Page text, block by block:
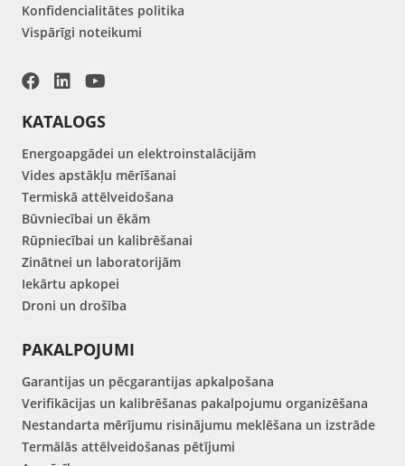
Konfidencialitātes politika
Vispārīgi noteikumi
KATALOGS
Energoapgādei un elektroinstalācijām
Vides apstākļu mērīšanai
Termiskā attēlveidošana
Būvniecībai un ēkām
Rūpniecībai un kalibrēšanai
Zinātnei un laboratorijām
Iekārtu apkopei
Droni un drošība
PAKALPOJUMI
Garantijas un pēcgarantijas apkalpošana
Verifikācijas un kalibrēšanas pakalpojumu organizēšana
Nestandarta mērījumu risinājumu meklēšana un izstrāde
Termālās attēlveidošanas pētījumi